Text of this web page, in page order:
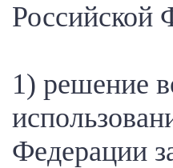
Российской
1) решение
Федерации